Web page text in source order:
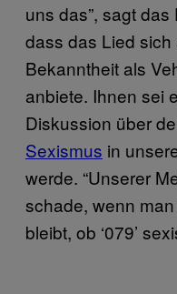
uns das”, sagt
dass das Lied
Bekanntheit als
anbiete. Ihnen sei
Diskussion über
Sexismus in
werde. “Unserer
schade, wenn
bleibt, ob ‘079’